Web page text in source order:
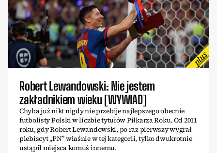
Robert Lewandowski: Nie jestem
zakładnikiem wieku [WYWIAD]
Chyba już nikt nigdy nie przebije najlepszego obecnie
futbolisty Polski w liczbie tytułów Piłkarza Roku. Od 2011
roku, gdy Robert Lewandowski, po raz pierwszy wygrał
plebiscyt „PN” właśnie w tej kategorii, tylko dwukrotnie
ustąpił miejsca komuś innemu.